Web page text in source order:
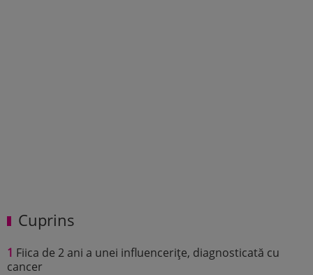
Cuprins
1 Fiica de 2 ani a unei influencerițe, diagnosticată cu
cancer